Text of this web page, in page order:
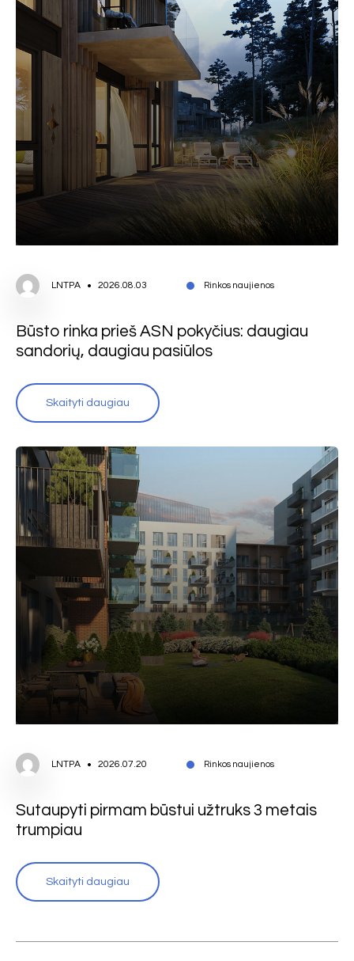
LNTPA 2026.08.03 Rinkos naujienos
Būsto rinka prieš ASN pokyčius: daugiau
sandorių, daugiau pasiūlos
Skaityti daugiau
LNTPA 2026.07.20 Rinkos naujienos
Sutaupyti pirmam būstui užtruks 3 metais
trumpiau
Skaityti daugiau